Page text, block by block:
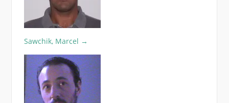
Sawchik, Marcel →